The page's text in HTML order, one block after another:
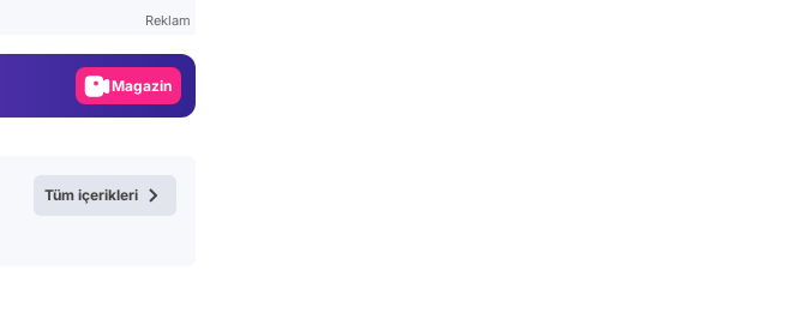
Reklam
Magazin
Tüm içerikleri